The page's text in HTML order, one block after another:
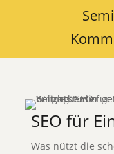
SEO für
Was nützt die